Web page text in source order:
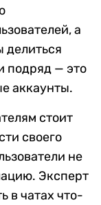
а
делиться
подряд — это
аккаунты.
стоит
своего
не
Эксперт
в чатах что-